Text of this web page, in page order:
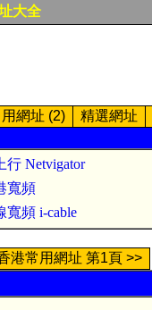
大全
網址 (2) 精選網址
行 Netvigator
寬頻
寬頻 i-cable
港常用網址 第1頁 >>